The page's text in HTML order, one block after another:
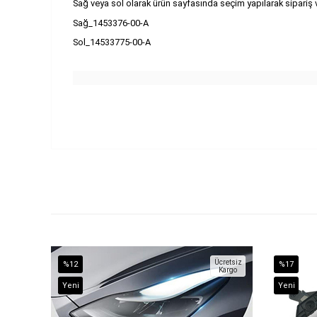
Sağ veya sol olarak ürün sayfasında seçim yapılarak sipariş
Sağ_1453376-00-A
Sol_14533775-00-A
%12
İndirim
%12İndirim
Yeni
Ürün
Ücretsiz
Kargo
%17
İndirim
%17İndirim
Yeni
Ürün